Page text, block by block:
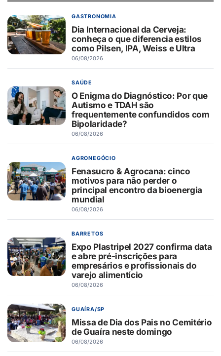
GASTRONOMIA
Dia Internacional da Cerveja:
conheça o que diferencia estilos
como Pilsen, IPA, Weiss e Ultra
06/08/2026
SAÚDE
O Enigma do Diagnóstico: Por que
Autismo e TDAH são
frequentemente confundidos com
Bipolaridade?
06/08/2026
AGRONEGÓCIO
Fenasucro & Agrocana: cinco
motivos para não perder o
principal encontro da bioenergia
mundial
06/08/2026
BARRETOS
Expo Plastripel 2027 confirma data
e abre pré-inscrições para
empresários e profissionais do
varejo alimentício
06/08/2026
GUAÍRA/SP
Missa de Dia dos Pais no Cemitério
de Guaíra neste domingo
06/08/2026